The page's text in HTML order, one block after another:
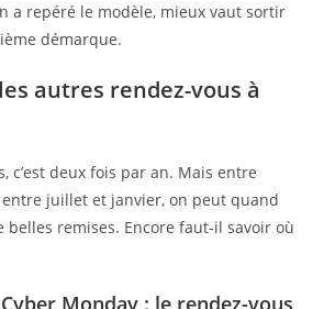
a repéré le modèle, mieux vaut sortir
démarque.
autres rendez-vous à
c’est deux fois par an. Mais entre
juillet et janvier, on peut quand
belles remises. Encore faut-il savoir où
Monday : le rendez-vous